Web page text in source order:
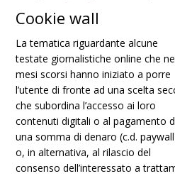
Cookie wall
La tematica riguardante alcune
testate giornalistiche online che
mesi scorsi hanno iniziato a porre
l’utente di fronte ad una scelta
che subordina l’accesso ai loro
contenuti digitali o al pagamento
una somma di denaro (c.d.
o, in alternativa, al rilascio del
consenso dell’interessato a